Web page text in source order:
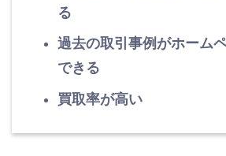
る
過去の取引事例がホーム
できる
買取率が高い